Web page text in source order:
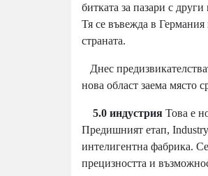
битката за пазари с
Тя се въвежда в Германия
страната.
Днес
нова област заема място
5.0 индустрия Това е
Предишният етап,
интелигентна фабрика.
прецизността и